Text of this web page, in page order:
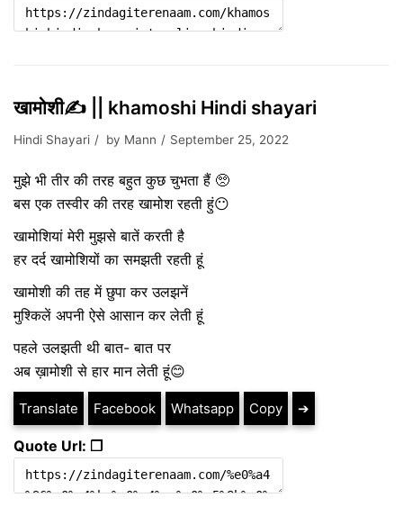
खामोशी✍️ || khamoshi Hindi shayari
Hindi Shayari by Mann September 25, 2022
मुझे भी तीर की तरह बहुत कुछ चुभता हैं 🥺
बस एक तस्वीर की तरह खामोश रहती हुं😶
खामोशियां मेरी मुझसे बातें करती है
हर दर्द खामोशियों का समझती रहती हूं
खामोशी की तह में छुपा कर उलझनें
मुश्किलें अपनी ऐसे आसान कर लेती हूं
पहले उलझती थी बात- बात पर
अब ख़ामोशी से हार मान लेती हूं😊
Translate Facebook Whatsapp Copy ➔
Quote Url: ❐